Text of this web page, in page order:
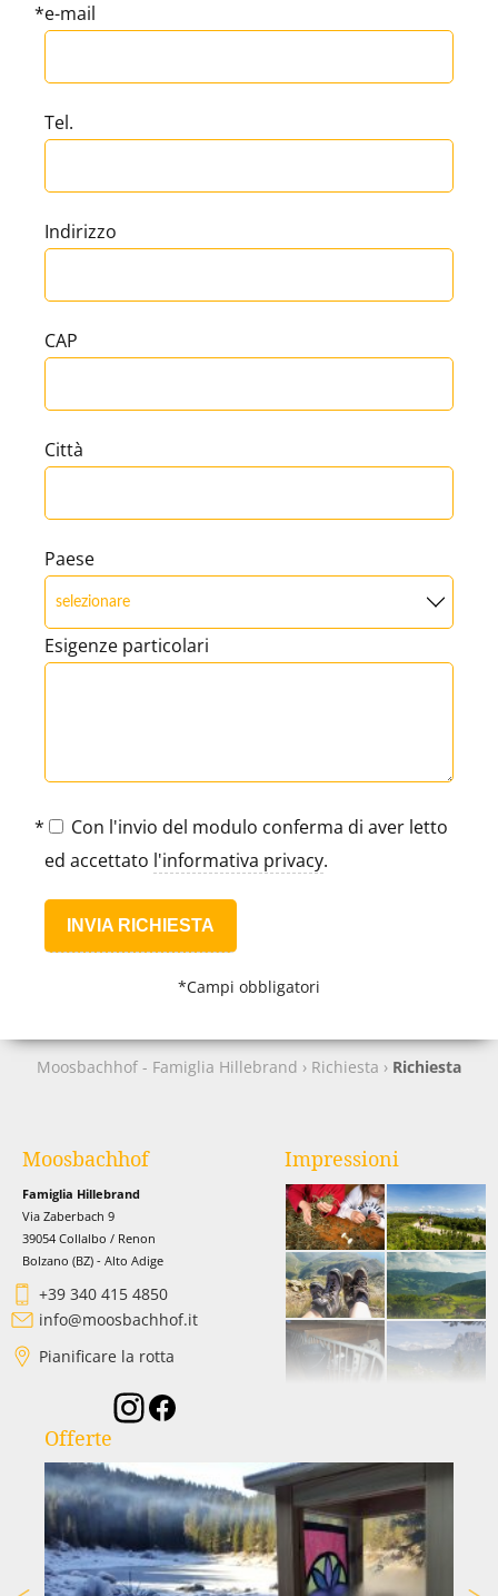
e-mail
Tel.
Indirizzo
CAP
Città
Paese
Esigenze particolari
Con l'invio del modulo conferma di aver letto
ed accettato l'informativa privacy.
INVIA RICHIESTA
*Campi obbligatori
Moosbachhof - Famiglia Hillebrand › Richiesta › Richiesta
Moosbachhof
Famiglia Hillebrand
Via Zaberbach 9
39054 Collalbo / Renon
Bolzano (BZ) - Alto Adige
+39 340 415 4850
info@moosbachhof.it
Pianificare la rotta
Offerte
Impressioni